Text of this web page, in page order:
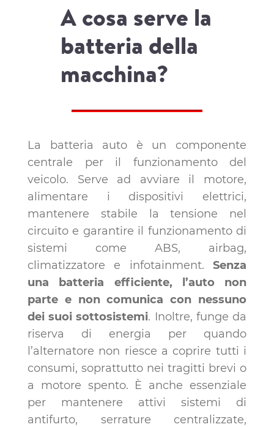
A cosa serve la
batteria della
macchina?
La batteria auto è un componente
centrale per il funzionamento del
veicolo. Serve ad avviare il motore,
alimentare i dispositivi elettrici,
mantenere stabile la tensione nel
circuito e garantire il funzionamento di
sistemi come ABS, airbag,
climatizzatore e infotainment. Senza
una batteria efficiente, l’auto non
parte e non comunica con nessuno
dei suoi sottosistemi. Inoltre, funge da
riserva di energia per quando
l’alternatore non riesce a coprire tutti i
consumi, soprattutto nei tragitti brevi o
a motore spento. È anche essenziale
per mantenere attivi sistemi di
antifurto, serrature centralizzate,